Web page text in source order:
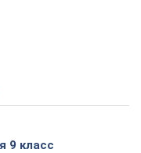
9 класс